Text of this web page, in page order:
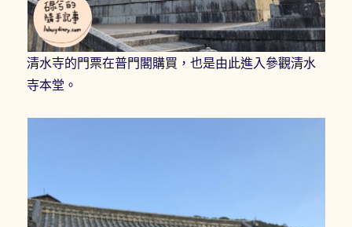
清水寺的門票在普門閣購買，也是由此進入參觀清水
寺本堂。